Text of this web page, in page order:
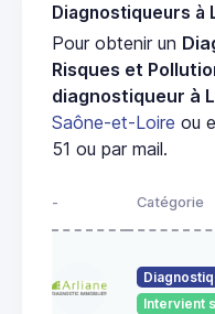
Diagnostiqueurs à
Pour obtenir un
Risques et
diagnostiqueur à
Saône-et-Loire ou
51 ou par mail.
- Catégorie
Intervient